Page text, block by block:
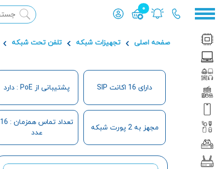
0
محصول افزوده شده به سبد
صفحه اصلی تجهیزات شبکه تلفن تحت شبکه
دارای 16 اکانت SIP پشتیبانی از PoE : دارد
مجهز به 2 پورت شبکه
تعداد تماس همزمان : 16
عدد